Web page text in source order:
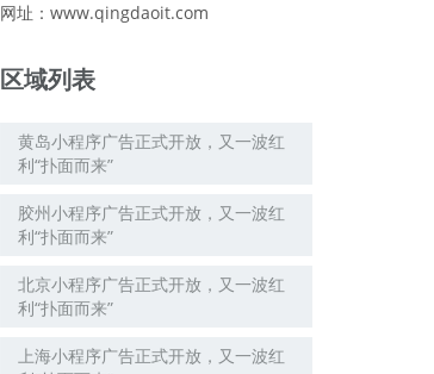
网址：www.qingdaoit.com
区域列表
黄岛小程序广告正式开放，又一波红
利“扑面而来”
胶州小程序广告正式开放，又一波红
利“扑面而来”
北京小程序广告正式开放，又一波红
利“扑面而来”
上海小程序广告正式开放，又一波红